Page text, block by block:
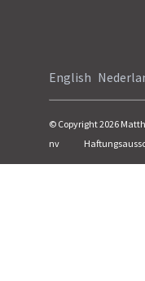
English
© Copyright2026
nv